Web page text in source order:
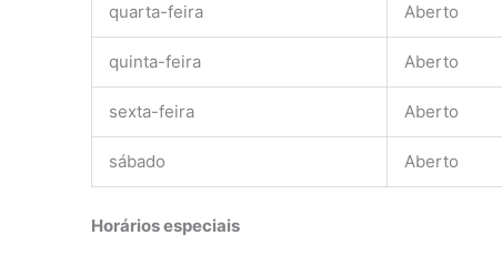
quarta-feira Aberto
quinta-feira Aberto
sexta-feira Aberto
sábado Aberto
Horários especiais